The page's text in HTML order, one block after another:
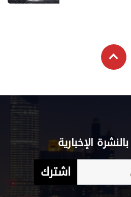
الإخبارية
اشترك